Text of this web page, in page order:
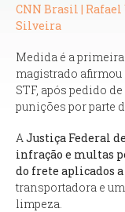
CNN Brasil |
Silveira
Medida é a
magistrado afirmou
STF, após pedido
punições por parte
A Justiça Federal
infração e multas
do frete aplicados
transportadora e
limpeza.